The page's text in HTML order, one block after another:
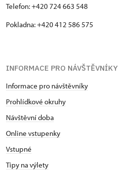
Telefon: +420 724 663 548
Pokladna: +420 412 586 575
INFORMACE PRO NÁVŠTĚVNÍKY
Informace pro návštěvníky
Prohlídkové okruhy
Návštěvní doba
Online vstupenky
Vstupné
Tipy na výlety